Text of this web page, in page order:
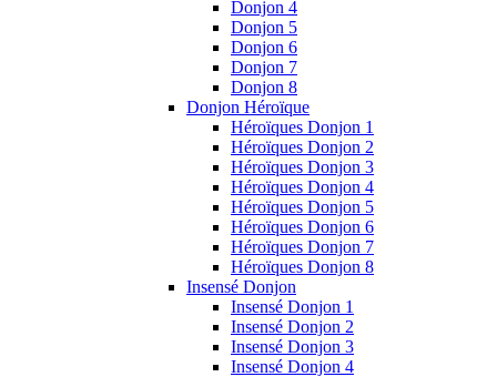
Donjon 4
Donjon 5
Donjon 6
Donjon 7
Donjon 8
Donjon Héroïque
Héroïques Donjon 1
Héroïques Donjon 2
Héroïques Donjon 3
Héroïques Donjon 4
Héroïques Donjon 5
Héroïques Donjon 6
Héroïques Donjon 7
Héroïques Donjon 8
Insensé Donjon
Insensé Donjon 1
Insensé Donjon 2
Insensé Donjon 3
Insensé Donjon 4